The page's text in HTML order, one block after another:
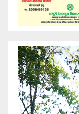
Video
Player